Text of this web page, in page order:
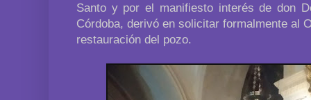
Santo y por el manifiesto interés de don
Córdoba, derivó en solicitar formalmente al
restauración del pozo.